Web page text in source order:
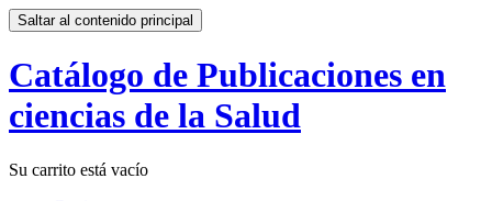
Saltar al contenido principal
Catálogo de Publicaciones en
ciencias de la Salud
Su carrito está vacío